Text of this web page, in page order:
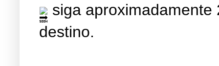
siga
destino.